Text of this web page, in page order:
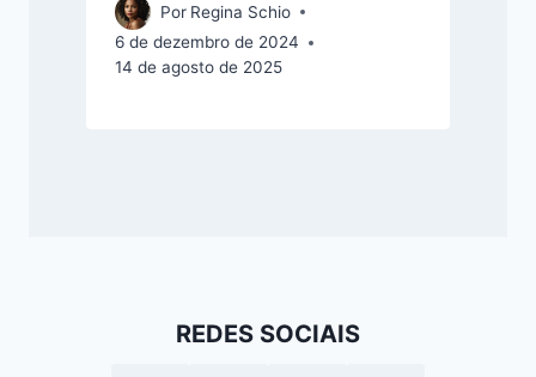
Por Regina Schio
6 de dezembro de 2024
14 de agosto de 2025
REDES SOCIAIS